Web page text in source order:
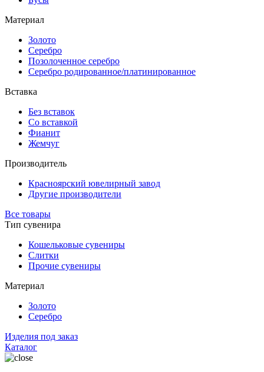
Материал
Золото
Серебро
Позолоченное серебро
Серебро родированное/платинированное
Вставка
Без вставок
Со вставкой
Фианит
Жемчуг
Производитель
Красноярский ювелирный завод
Другие производители
Все товары
Тип сувенира
Кошельковые сувениры
Слитки
Прочие сувениры
Материал
Золото
Серебро
Изделия под заказ
Каталог